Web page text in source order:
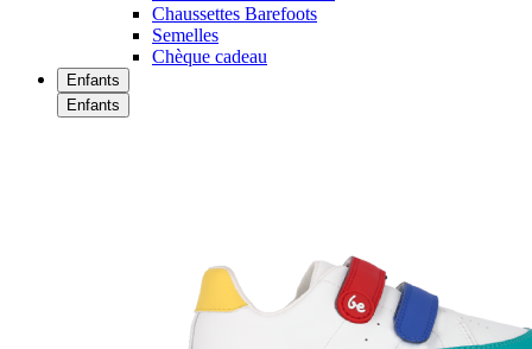
Chaussettes Barefoots
Semelles
Chèque cadeau
Enfants
Enfants